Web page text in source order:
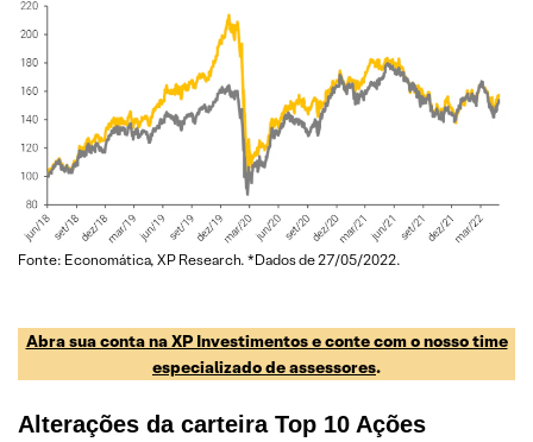
Fonte: Economática, XP Research. *Dados de 27/05/2022.
Abra sua conta na XP Investimentos e conte com o nosso time
especializado de assessores.
Alterações da carteira Top 10 Ações